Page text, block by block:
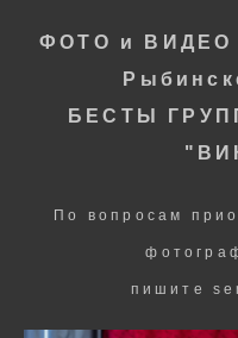
ФОТО и ВИДЕО
БЕСТЫ
По вопросам
пишите